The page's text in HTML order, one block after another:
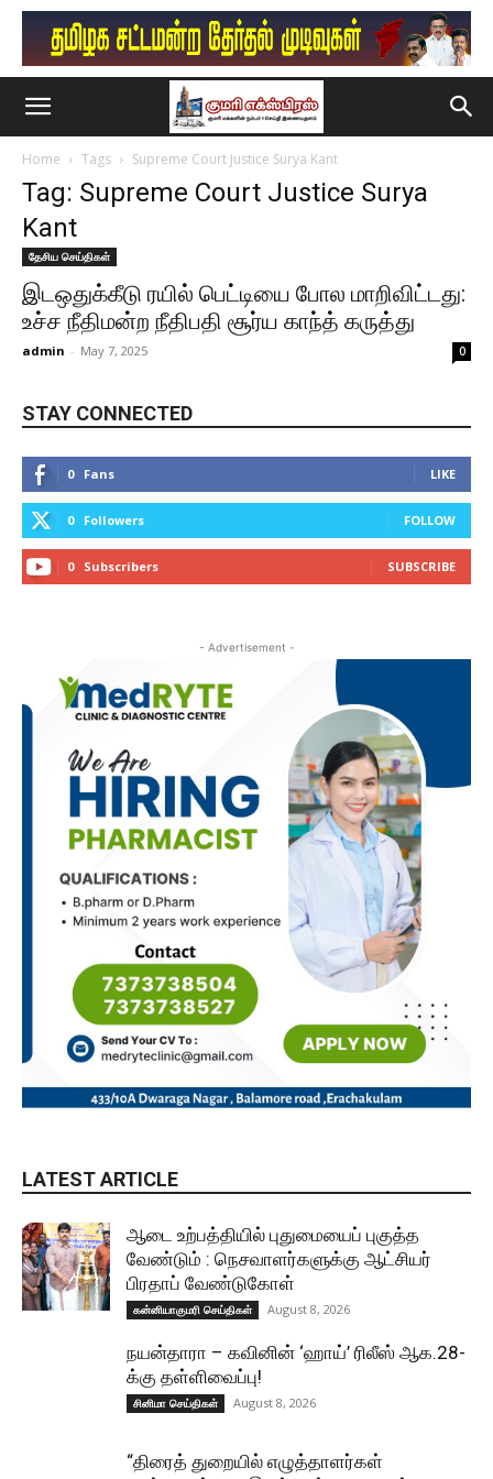
Home Tags Supreme Court Justice Surya Kant
Tag: Supreme Court Justice Surya
Kant
தேசிய செய்திகள்
இடஒதுக்கீடு ரயில் பெட்டியை போல மாறிவிட்டது:
உச்ச நீதிமன்ற நீதிபதி சூர்ய காந்த் கருத்து
admin - May 7, 2025 0
STAY CONNECTED
0 Fans LIKE
0 Followers FOLLOW
0 Subscribers SUBSCRIBE
- Advertisement -
LATEST ARTICLE
ஆடை உற்பத்தியில் புதுமையைப் புகுத்த
வேண்டும் : நெசவாளர்களுக்கு ஆட்சியர்
பிரதாப் வேண்டுகோள்
கன்னியாகுமரி செய்திகள் August 8, 2026
நயன்தாரா – கவினின் ‘ஹாய்’ ரிலீஸ் ஆக.28-
க்கு தள்ளிவைப்பு!
சினிமா செய்திகள் August 8, 2026
“திரைத் துறையில் எழுத்தாளர்கள்